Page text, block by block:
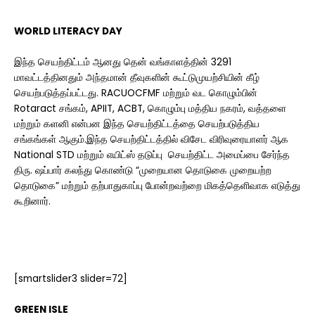
WORLD LITERACY DAY
இந்த செயற்திட்டம் ஆனது தென் வங்காளத்தின் 3291
மாவட்டத்தினதும் அந்தமான் தீவுகளின் கூட்டுமுயற்சியின் கீழ்
செயற்படுத்தப்பட்டது. RACUOCFMF மற்றும் வட கொழும்பின்
Rotaract சங்கம், APIIT, ACBT, கொழும்பு மத்திய நகரம், வத்தளை
மற்றும் களனி என்பன இந்த செயற்திட்டத்தை செயற்படுத்திய
சங்கங்கள் ஆகும்.இந்த செயற்திட்டத்தில் விசேட விரிவுரையாளர் ஆக
National STD மற்றும் எயிட்ஸ் தடுப்பு செயற்திட்ட அமைப்பை சேர்ந்த
திரு. ஷப்பார் கலந்து கொண்டு “முறையான தொடுகை முறையற்ற
தொடுகை” மற்றும் தற்பாதுகாப்பு போன்றவற்றை மிகத்தெளிவாக எடுத்து
கூறினார்.
[smartslider3 slider=72]
GREEN ISLE